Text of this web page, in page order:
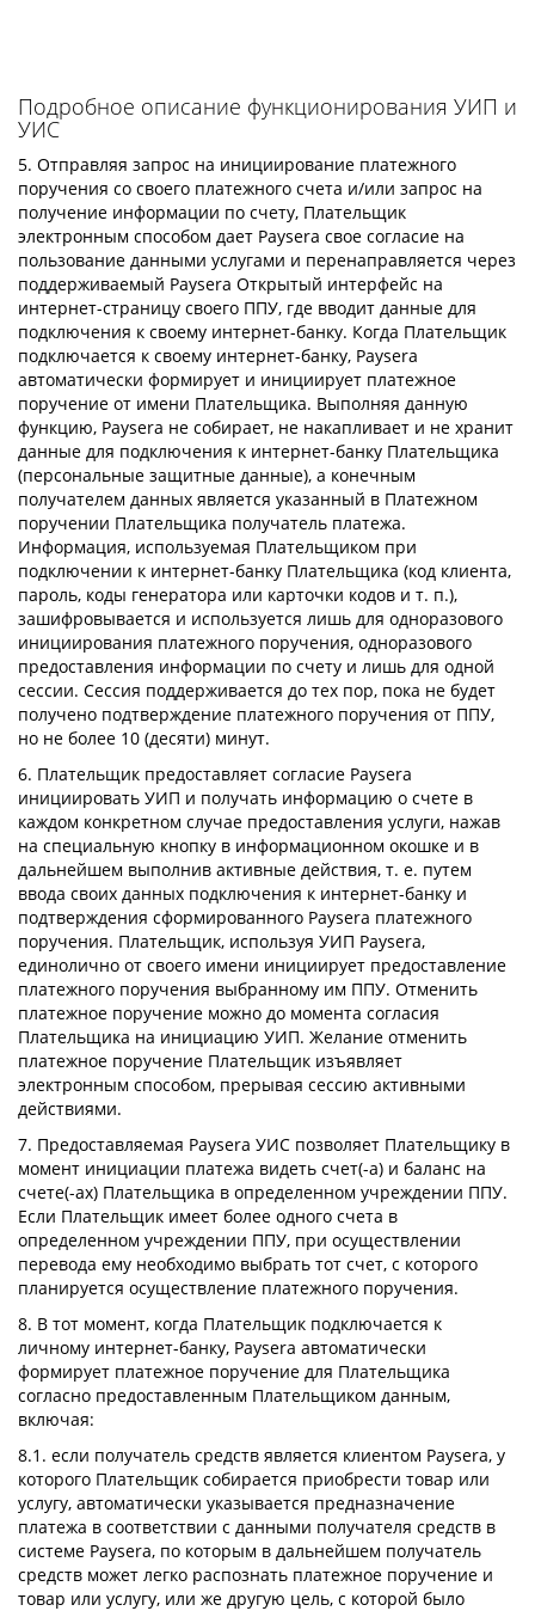
Подробное описание функционирования УИП и
УИС
5. Отправляя запрос на инициирование платежного
поручения со своего платежного счета и/или запрос на
получение информации по счету, Плательщик
электронным способом дает Paysera свое согласие на
пользование данными услугами и перенаправляется через
поддерживаемый Paysera Открытый интерфейс на
интернет-страницу своего ППУ, где вводит данные для
подключения к своему интернет-банку. Когда Плательщик
подключается к своему интернет-банку, Paysera
автоматически формирует и инициирует платежное
поручение от имени Плательщика. Выполняя данную
функцию, Paysera не собирает, не накапливает и не хранит
данные для подключения к интернет-банку Плательщика
(персональные защитные данные), а конечным
получателем данных является указанный в Платежном
поручении Плательщика получатель платежа.
Информация, используемая Плательщиком при
подключении к интернет-банку Плательщика (код клиента,
пароль, коды генератора или карточки кодов и т. п.),
зашифровывается и используется лишь для одноразового
инициирования платежного поручения, одноразового
предоставления информации по счету и лишь для одной
сессии. Сессия поддерживается до тех пор, пока не будет
получено подтверждение платежного поручения от ППУ,
но не более 10 (десяти) минут.
6. Плательщик предоставляет согласие Paysera
инициировать УИП и получать информацию о счете в
каждом конкретном случае предоставления услуги, нажав
на специальную кнопку в информационном окошке и в
дальнейшем выполнив активные действия, т. е. путем
ввода своих данных подключения к интернет-банку и
подтверждения сформированного Paysera платежного
поручения. Плательщик, используя УИП Paysera,
единолично от своего имени инициирует предоставление
платежного поручения выбранному им ППУ. Отменить
платежное поручение можно до момента согласия
Плательщика на инициацию УИП. Желание отменить
платежное поручение Плательщик изъявляет
электронным способом, прерывая сессию активными
действиями.
7. Предоставляемая Paysera УИС позволяет Плательщику в
момент инициации платежа видеть счет(-а) и баланс на
счете(-ах) Плательщика в определенном учреждении ППУ.
Если Плательщик имеет более одного счета в
определенном учреждении ППУ, при осуществлении
перевода ему необходимо выбрать тот счет, с которого
планируется осуществление платежного поручения.
8. В тот момент, когда Плательщик подключается к
личному интернет-банку, Paysera автоматически
формирует платежное поручение для Плательщика
согласно предоставленным Плательщиком данным,
включая:
8.1. если получатель средств является клиентом Paysera, у
которого Плательщик собирается приобрести товар или
услугу, автоматически указывается предназначение
платежа в соответствии с данными получателя средств в
системе Paysera, по которым в дальнейшем получатель
средств может легко распознать платежное поручение и
товар или услугу, или же другую цель, с которой было